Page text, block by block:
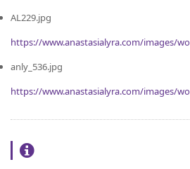
AL229.jpg
https://www.anastasialyra.com/images/
anly_536.jpg
https://www.anastasialyra.com/images/